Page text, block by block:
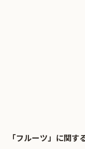
「フルーツ」に関す